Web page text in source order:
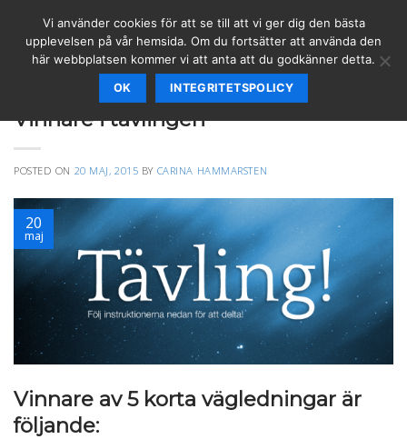
content
Vinnare i tävlingen
POSTED ON 20 MAJ, 2015 BY CARINA HAMMARSTEN
20
maj
Vinnare av 5 korta vägledningar är
följande:
Vi använder cookies för att se till att vi ger dig den bästa
upplevelsen på vår hemsida. Om du fortsätter att använda den
här webbplatsen kommer vi att anta att du godkänner detta.
OK INTEGRITETSPOLICY